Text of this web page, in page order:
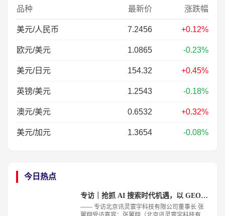
品种 最新价 涨跌幅
美元/人民币 7.2456 +0.12%
欧元/美元 1.0865 -0.23%
美元/日元 154.32 +0.45%
英镑/美元 1.2543 -0.18%
澳元/美元 0.6532 +0.32%
美元/加元 1.3654 -0.08%
今日热点
专访｜抢抓 AI 搜索时代机遇，以 GEO 与智能体赋能中小企业数字化转型
—— 专访北京讯灵寰宇科技有限公司董事长 张